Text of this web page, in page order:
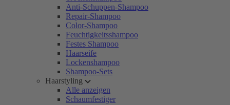
Anti-Schuppen-Shampoo
Repair-Shampoo
Color-Shampoo
Feuchtigkeitsshampoo
Festes Shampoo
Haarseife
Lockenshampoo
Shampoo-Sets
Haarstyling
Alle anzeigen
Schaumfestiger